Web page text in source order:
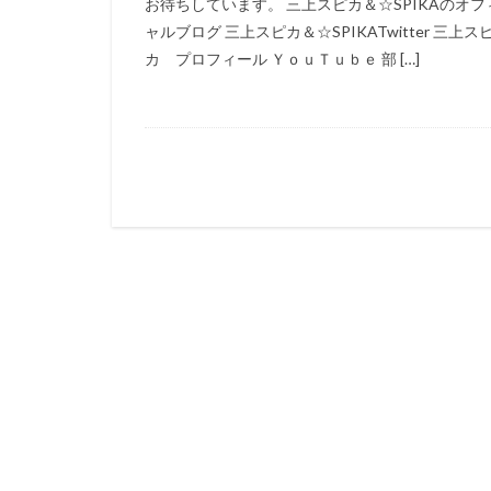
お待ちしています。 三上スピカ＆☆SPIKAのオフ
ャルブログ 三上スピカ＆☆SPIKATwitter 三上ス
カ プロフィール ＹｏｕＴｕｂｅ 部 […]